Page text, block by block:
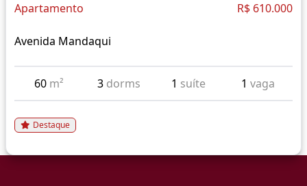
Apartamento R$ 610.000
Avenida Mandaqui
60 m² 3 dorms 1 suíte 1 vaga
Destaque